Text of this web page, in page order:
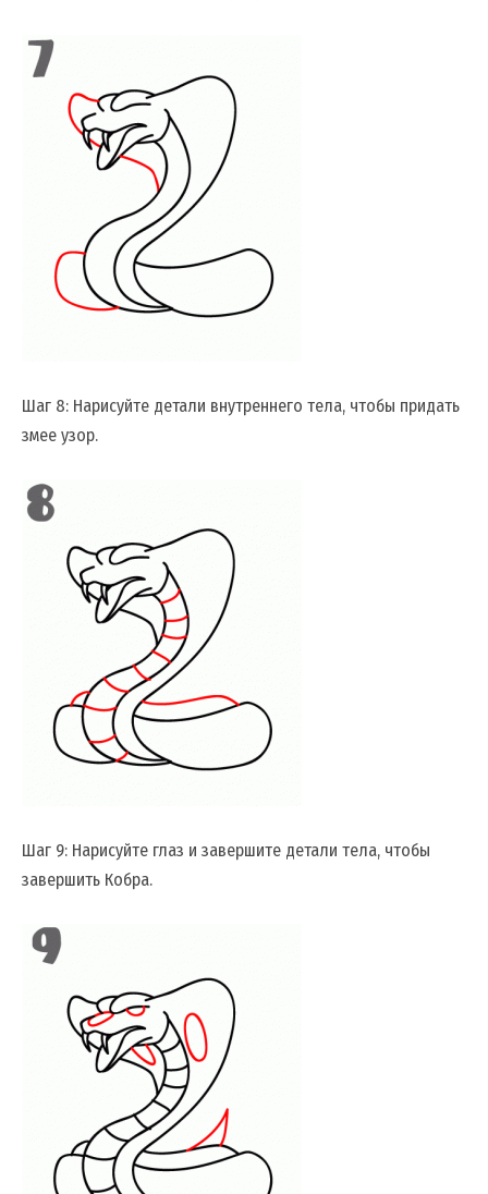
Шаг 8: Нарисуйте детали внутреннего тела, чтобы придать
змее узор.
Шаг 9: Нарисуйте глаз и завершите детали тела, чтобы
завершить Кобра.